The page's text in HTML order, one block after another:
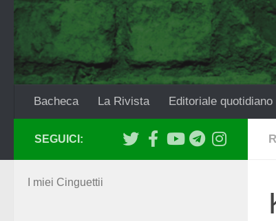
Bacheca La Rivista Editoriale quotidiano
SEGUICI:
I miei Cinguettii